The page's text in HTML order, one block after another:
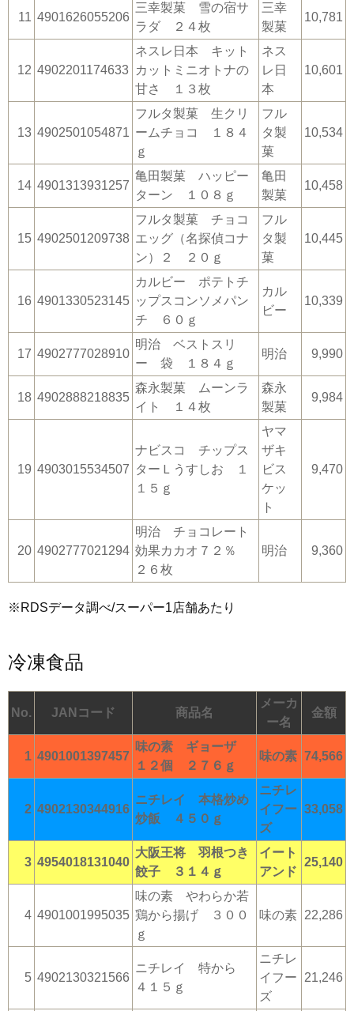
11 4901626055206
三幸製菓 雪の宿サ
ラダ ２４枚
三幸
製菓
10,781
12 4902201174633
ネスレ日本 キット
カットミニオトナの
甘さ １３枚
ネス
レ日
本
10,601
13 4902501054871
フルタ製菓 生クリ
ームチョコ １８４
ｇ
フル
タ製
菓
10,534
14 4901313931257
亀田製菓 ハッピー
ターン １０８ｇ
亀田
製菓
10,458
15 4902501209738
フルタ製菓 チョコ
エッグ（名探偵コナ
ン）２ ２０ｇ
フル
タ製
菓
10,445
16 4901330523145
カルビー ポテトチ
ップスコンソメパン
チ ６０ｇ
カル
ビー
10,339
17 4902777028910
明治 ベストスリ
ー 袋 １８４ｇ
明治 9,990
18 4902888218835
森永製菓 ムーンラ
イト １４枚
森永
製菓
9,984
19 4903015534507
ナビスコ チップス
ターＬうすしお １
１５ｇ
ヤマ
ザキ
ビス
ケッ
ト
9,470
20 4902777021294
明治 チョコレート
効果カカオ７２％
２６枚
明治 9,360
※RDSデータ調べ/スーパー1店舗あたり
冷凍食品
No. JANコード 商品名
メーカ
ー名
金額
1 4901001397457
味の素 ギョーザ
１２個 ２７６ｇ
味の素 74,566
2 4902130344916
ニチレイ 本格炒め
炒飯 ４５０ｇ
ニチレ
イフー
ズ
33,058
3 4954018131040
大阪王将 羽根つき
餃子 ３１４ｇ
イート
アンド
25,140
4 4901001995035
味の素 やわらか若
鶏から揚げ ３００
ｇ
味の素 22,286
5 4902130321566
ニチレイ 特から
４１５ｇ
ニチレ
イフー
ズ
21,246